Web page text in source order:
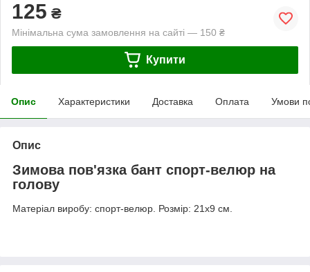
125 ₴
Мінімальна сума замовлення на сайті — 150 ₴
Купити
Опис Характеристики Доставка Оплата Умови
Опис
Зимова пов'язка бант спорт-велюр на
голову
Матеріал виробу: спорт-велюр. Розмір: 21х9 см.